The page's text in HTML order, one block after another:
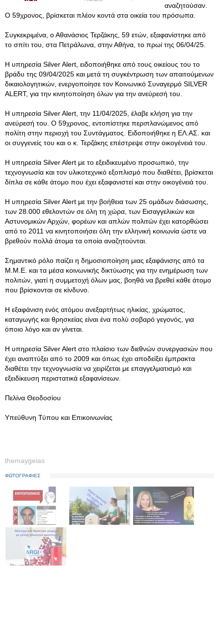
αναζητούσαν.
Ο 59χρονος, βρίσκεται πλέον κοντά στα οικεία του πρόσωπα.
Συγκεκριμένα, ο Αθανάσιος Τερζάκης, 59 ετών, εξαφανίστηκε από
το σπίτι του, στα Πετράλωνα, στην Αθήνα, το πρωί της 06/04/25.
Η υπηρεσία Silver Alert, ειδοποιήθηκε από τους οικείους του το
βράδυ της 09/04/2025 και μετά τη συγκέντρωση των απαιτούμενων
δικαιολογητικών, ενεργοποίησε τον Κοινωνικό Συναγερμό SILVER
ALERT, για την κινητοποίηση όλων για την ανεύρεσή του.
Η υπηρεσία Silver Alert, την 11/04/2025, έλαβε κλήση για την
ανεύρεσή του. Ο 59χρονος, εντοπίστηκε περιπλανώμενος από
πολίτη στην περιοχή του Συντάγματος. Ειδοποιήθηκε η ΕΛ.ΑΣ. και
οι συγγενείς του και ο κ. Τερζάκης επέστρεψε στην οικογένειά του.
Η υπηρεσία Silver Alert με το εξειδικευμένο προσωπικό, την
τεχνογνωσία και τον υλικοτεχνικό εξοπλισμό που διαθέτει, βρίσκεται
δίπλα σε κάθε άτομο που έχει εξαφανιστεί και στην οικογένειά του.
Η υπηρεσία Silver Alert με την βοήθεια των 25 ομάδων διάσωσης,
των 28.000 εθελοντών σε όλη τη χώρα, των Εισαγγελικών και
Αστυνομικών Αρχών, φορέων και απλών πολιτών έχει κατορθώσει
από το 2011 να κινητοποιήσει όλη την ελληνική κοινωνία ώστε να
βρεθούν πολλά άτομα τα οποία αναζητούνται.
Σημαντικό ρόλο παίζει η δημοσιοποίηση μιας εξαφάνισης από τα
Μ.Μ.Ε. και τα μέσα κοινωνικής δικτύωσης για την ενημέρωση των
πολιτών, γιατί η συμμετοχή όλων μας, βοηθά να βρεθεί κάθε άτομο
που βρίσκονται σε κίνδυνο.
Η εξαφάνιση ενός ατόμου ανεξαρτήτως ηλικίας, χρώματος,
καταγωγής και θρησκείας είναι ένα πολύ σοβαρό γεγονός, για
όποιο λόγο και αν γίνεται.
Η υπηρεσία Silver Alert στο πλαίσιο των διεθνών συνεργασιών που
έχει αναπτύξει από το 2009 και όπως έχει αποδείξει έμπρακτα
διαθέτει την τεχνογνωσία να χειρίζεται με επαγγελματισμό και
εξειδίκευση περιστατικά εξαφανίσεων.
Πελίνα Θεοδοσίου
Υπεύθυνη Τύπου και Επικοινωνίας
themaygeias
ΦΩΤΟΓΡΑΦΙΕΣ